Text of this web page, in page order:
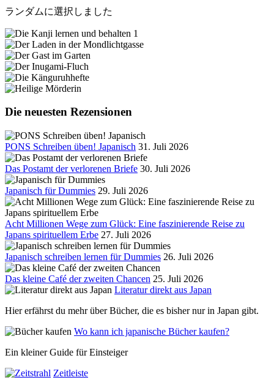
ランダムに選択しました
Die neuesten Rezensionen
PONS Schreiben üben! Japanisch 31. Juli 2026
Das Postamt der verlorenen Briefe 30. Juli 2026
Japanisch für Dummies 29. Juli 2026
Acht Millionen Wege zum Glück: Eine faszinierende Reise zu
Japans spirituellem Erbe 27. Juli 2026
Japanisch schreiben lernen für Dummies 26. Juli 2026
Das kleine Café der zweiten Chancen 25. Juli 2026
Literatur direkt aus Japan
Hier erfährst du mehr über Bücher, die es bisher nur in Japan gibt.
Wo kann ich japanische Bücher kaufen?
Ein kleiner Guide für Einsteiger
Zeitleiste